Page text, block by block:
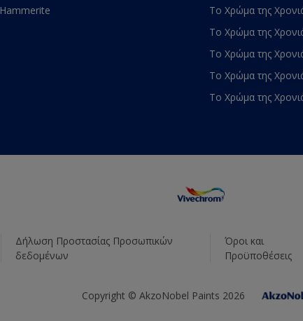
Hammerite
Το Χρώμα της
Το Χρώμα της
Το Χρώμα της
Το Χρώμα της
Το Χρώμα της
Δήλωση Προστασίας Προσωπικών
δεδομένων
Όροι και
Προϋποθέσεις
Copyright © AkzoNobel Paints 2026